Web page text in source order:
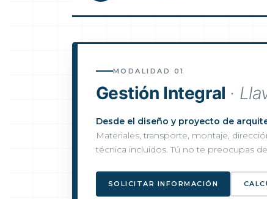
MODALIDAD 01
Gestión Integral ·
Desde el diseño y proyecto de
Materiales, transporte, montaje,
técnica incluidos. Tú no te preocupas de
SOLICITAR INFORMACIÓN